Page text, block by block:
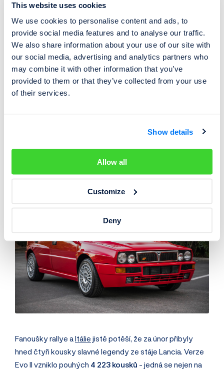
This website uses cookies
We use cookies to personalise content and ads, to
provide social media features and to analyse our traffic.
We also share information about your use of our site with
our social media, advertising and analytics partners who
may combine it with other information that you’ve
provided to them or that they’ve collected from your use
of their services.
Show details
Allow all
Customize
Deny
Svého času nejprodávanější model značky Ferrari, dnes
oblíbený sběratelský kousek. To je elegantní kupé 365
GT 2+2, které si jistý šťastlivec zaregistroval v Mostu.
Auto pohání dvanáctiválcovýzážehový motoro výkonu
320 koní, který jej rozpohybuje až na
Lancia Delta HF Integrale Evo II
Fanoušky rallye aItálie jistě potěší, že za únor přibyly
hned čtyři kousky slavné legendy ze stáje Lancia. Verze
Evo II vzniklo pouhých 4 223 kousků - jedná se nejen na